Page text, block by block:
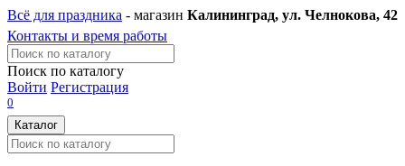
Всё для праздника - магазин Калининград, ул. Челнокова, 42
Контакты и время работы
Поиск по каталогу
Войти Регистрация
0
Каталог